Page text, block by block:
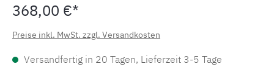
368,00 €*
Preise inkl. MwSt. zzgl. Versandkosten
Versandfertig in 20 Tagen, Lieferzeit 3-5 Tage